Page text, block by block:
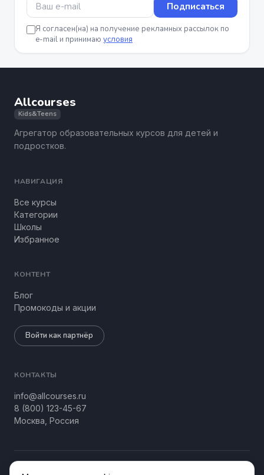
Подписаться
Я согласен(на) на получение рекламных рассылок по
e-mail и принимаю условия
Allcourses
Kids&Teens
Агрегатор образовательных курсов для детей и
подростков.
НАВИГАЦИЯ
Все курсы
Категории
Школы
Избранное
КОНТЕНТ
Блог
Промокоды и акции
Войти как партнёр
КОНТАКТЫ
info@allcourses.ru
8 (800) 123-45-67
Москва, Россия